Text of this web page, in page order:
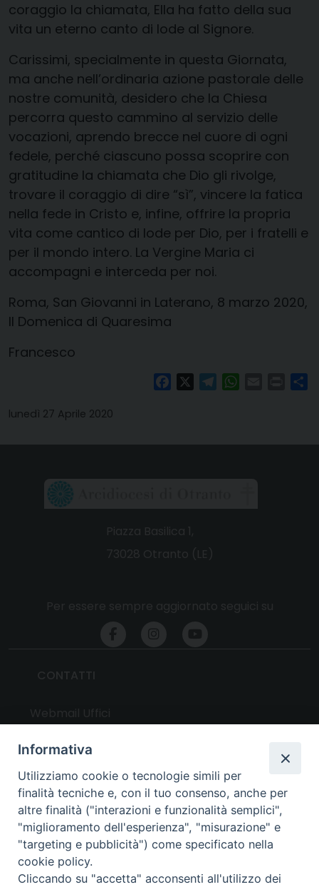
coraggio la chiamata, Ella ha fatto della sua
vita un eterno canto di lode al Signore.
Carissimi, specialmente in questa Giornata,
ma anche nell’ordinaria azione pastorale delle
nostre comunità, desidero che la Chiesa
percorra questo cammino al servizio delle
vocazioni, aprendo brecce nel cuore di ogni
fedele, perché ciascuno possa scoprire con
gratitudine la chiamata che Dio gli rivolge,
trovare il coraggio di dire “sì”, vincere la fatica
nella fede in Cristo e, infine, offrire la propria
vita come cantico di lode per Dio, per i fratelli e
per il mondo intero. La Vergine Maria ci
accompagni e interceda per noi.
Roma, San Giovanni in Laterano, 8 marzo 2020,
II Domenica di Quaresima
Francesco
FacebookTelegramWhatsAppPrint
lunedì 27 Aprile 2020
UTILITY
News
Altri articoli
Notizie nazionali
Informativa
Utilizziamo cookie o tecnologie simili per
finalità tecniche e, con il tuo consenso, anche per
altre finalità ("interazioni e funzionalità semplici",
"miglioramento dell'esperienza", "misurazione" e
"targeting e pubblicità") come specificato nella
cookie policy.
Cliccando su "accetta" acconsenti all'utilizzo dei